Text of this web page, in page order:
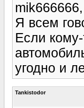
Я всем
Если
угодно и
Tankistodor